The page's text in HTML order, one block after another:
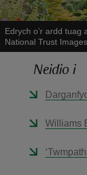
Edrych o’r ardd tuag
National Trust
Neidio i
Williams